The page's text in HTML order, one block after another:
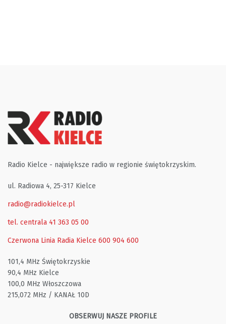
Radio Kielce - największe radio w regionie świętokrzyskim.
ul. Radiowa 4, 25-317 Kielce
radio@radiokielce.pl
tel. centrala 41 363 05 00
Czerwona Linia Radia Kielce 600 904 600
101,4 MHz Świętokrzyskie
90,4 MHz Kielce
100,0 MHz Włoszczowa
215,072 MHz / KANAŁ 10D
OBSERWUJ NASZE PROFILE